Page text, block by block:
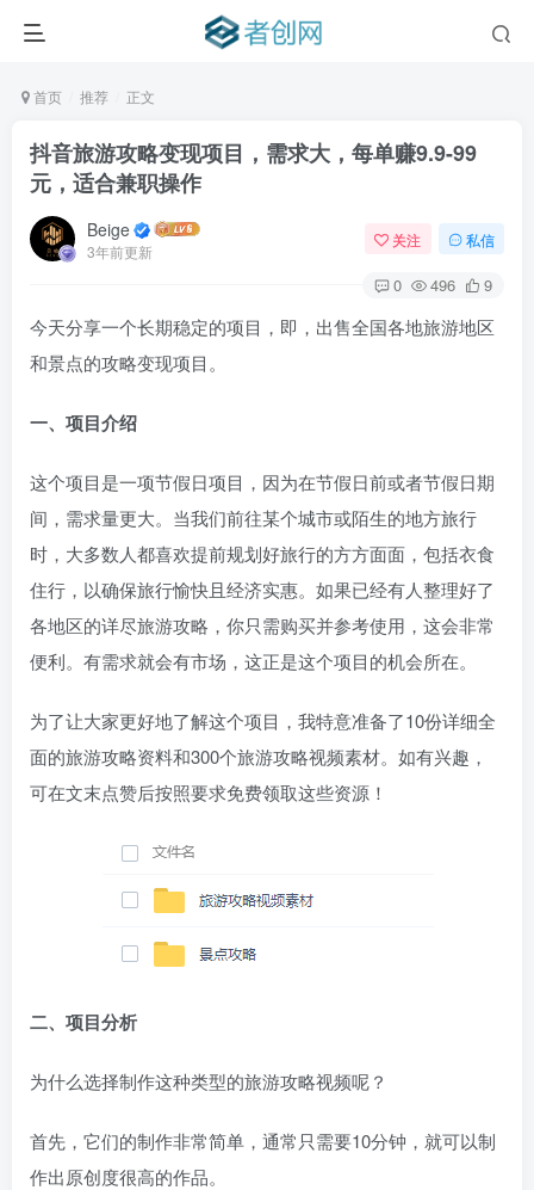
首页 推荐 正文
抖音旅游攻略变现项目，需求大，每单赚9.9-99
元，适合兼职操作
Beige
3年前更新
关注 私信
0 496 9
今天分享一个长期稳定的项目，即，出售全国各地旅游地区
和景点的攻略变现项目。
一、项目介绍
这个项目是一项节假日项目，因为在节假日前或者节假日期
间，需求量更大。当我们前往某个城市或陌生的地方旅行
时，大多数人都喜欢提前规划好旅行的方方面面，包括衣食
住行，以确保旅行愉快且经济实惠。如果已经有人整理好了
各地区的详尽旅游攻略，你只需购买并参考使用，这会非常
便利。有需求就会有市场，这正是这个项目的机会所在。
为了让大家更好地了解这个项目，我特意准备了10份详细全
面的旅游攻略资料和300个旅游攻略视频素材。如有兴趣，
可在文末点赞后按照要求免费领取这些资源！
二、项目分析
为什么选择制作这种类型的旅游攻略视频呢？
首先，它们的制作非常简单，通常只需要10分钟，就可以制
作出原创度很高的作品。